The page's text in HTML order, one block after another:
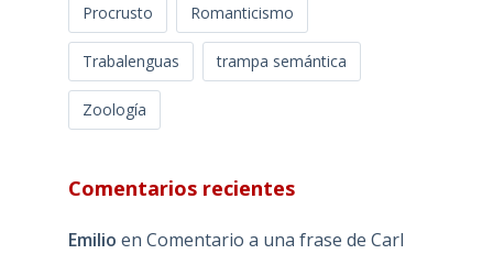
Procrusto Romanticismo
Trabalenguas trampa semántica
Zoología
Comentarios recientes
Emilio en Comentario a una frase de Carl